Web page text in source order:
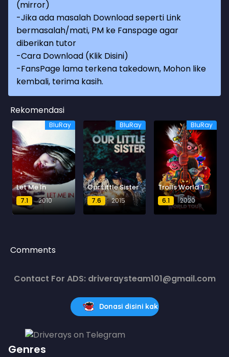
(mirror)
-Jika ada masalah Download seperti Link
bermasalah/mati, PM ke Fanspage agar
diberikan tutor
-Cara Download (Klik Disini)
-FansPage lama terkena takedown, Mohon like
kembali, terima kasih.
Rekomendasi
BluRay
Let Me In
7.1 2010
BluRay
Our Little Sister
7.6 2015
BluRay
Trolls World Tour
6.1 2020
Comments
Contact For ADS: driveraysteam101@gmail.com
Donasi disini kak
Genres